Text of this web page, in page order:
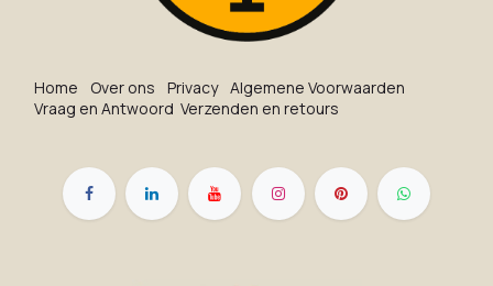
Ho​me O​ve​r on​s Privacy Algemene Voorwaarden
Vraag en Antwoord Verzenden en retours